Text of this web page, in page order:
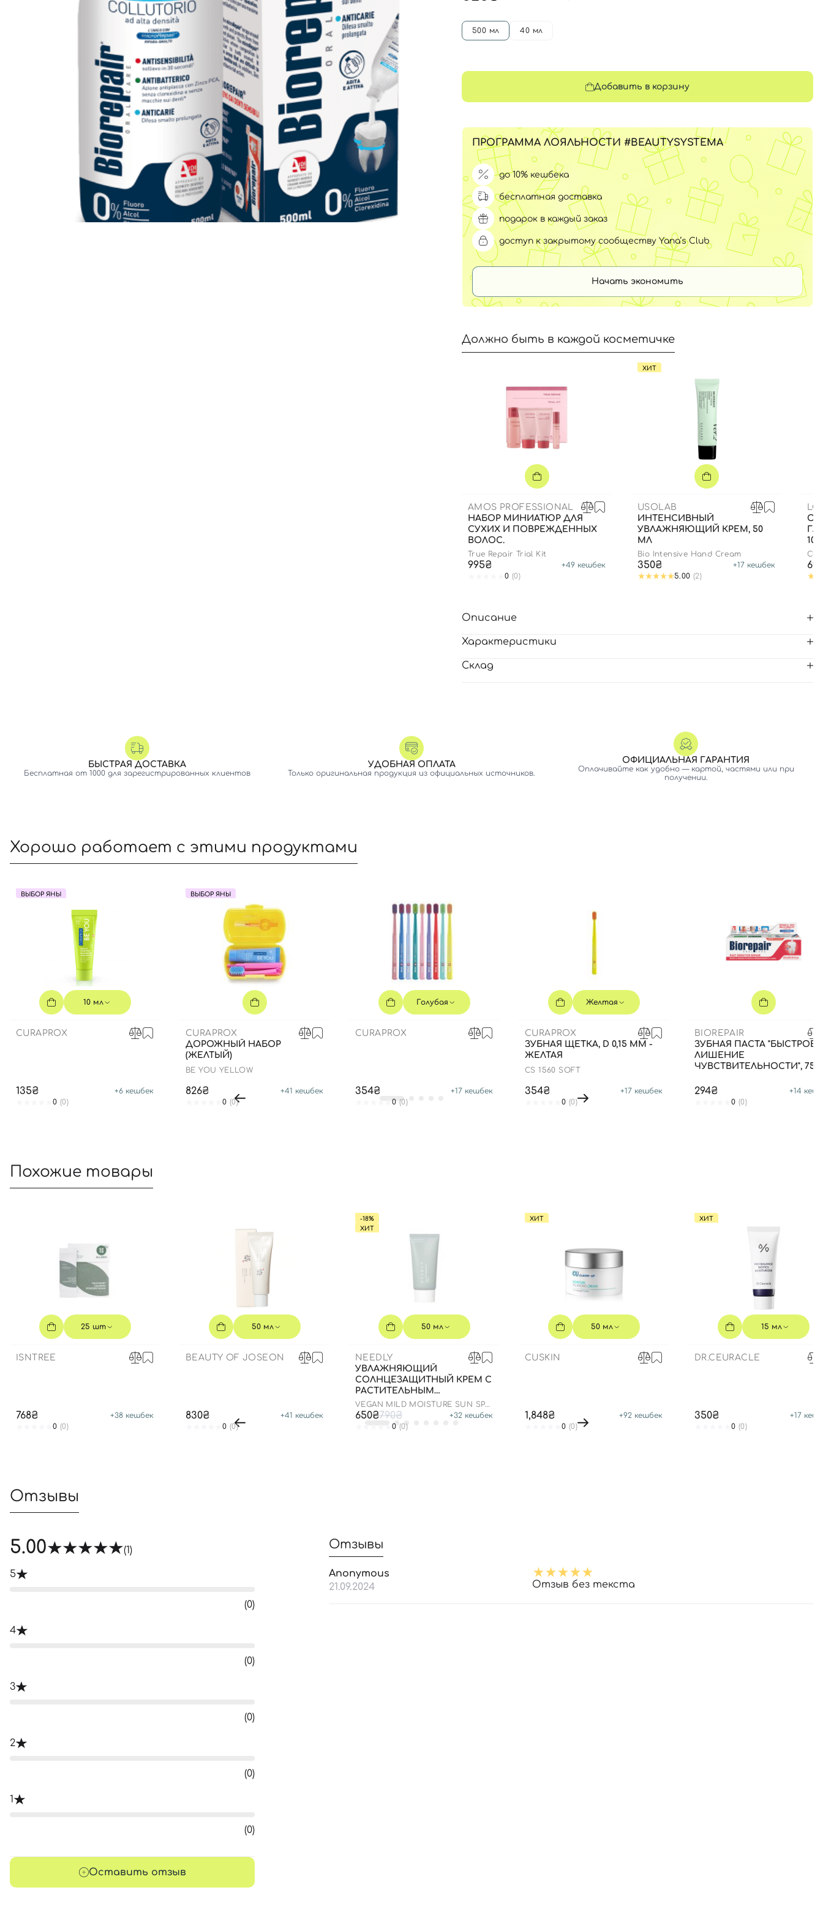
СПФ защита для детей
Для зоны век
Все товары 500 мл 40 мл
Добавить в корзину
ПРОГРАММА ЛОЯЛЬНОСТИ #BEAUTYSYSTEMA
до 10% кешбека
бесплатная доставка
подарок в каждый заказ
доступ к закрытому сообществу Yana’s Club
Начать экономить
Должно быть в каждой косметичке
AMOS PROFESSIONAL
НАБОР МИНИАТЮР ДЛЯ
СУХИХ И ПОВРЕЖДЕННЫХ
ВОЛОС.
True Repair Trial Kit
995₴ +49 кешбек
0 (0)
ХИТ
USOLAB
ИНТЕНСИВНЫЙ
УВЛАЖНЯЮЩИЙ КРЕМ, 50
МЛ
Bio Intensive Hand Cream
350₴ +17 кешбек
5.00 (2)
100
Описание
Характеристики
Склад
БЫСТРАЯ ДОСТАВКА
Бесплатная от 1000 для зарегистрированных клиентов
УДОБНАЯ ОПЛАТА
Только оригинальная продукция из официальных источников.
ОФИЦИАЛЬНАЯ ГАРАНТИЯ
Оплачивайте как удобно — картой, частями или при
получении.
Хорошо работает с этими продуктами
ВЫБОР ЯНЫ
10 мл
CURAPROX
135₴ +6 кешбек
0 (0)
ВЫБОР ЯНЫ
CURAPROX
ДОРОЖНЫЙ НАБОР
(ЖЕЛТЫЙ)
BE YOU YELLOW
826₴ +41 кешбек
0 (0)
Голубая
CURAPROX
354₴ +17 кешбек
0 (0)
Желтая
CURAPROX
ЗУБНАЯ ЩЕТКА, D 0,15 ММ -
ЖЕЛТАЯ
CS 1560 SOFT
354₴ +17 кешбек
0 (0)
BIOREPAIR
ЗУБНАЯ ПАСТА "БЫСТРОЕ
ЛИШЕНИЕ
ЧУВСТВИТЕЛЬНОСТИ", 75
294₴ +14
0 (0)
Похожие товары
25 шт
ISNTREE
768₴ +38 кешбек
0 (0)
50 мл
BEAUTY OF JOSEON
830₴ +41 кешбек
0 (0)
-18%
ХИТ
50 мл
NEEDLY
УВЛАЖНЯЮЩИЙ
СОЛНЦЕЗАЩИТНЫЙ КРЕМ С
РАСТИТЕЛЬНЫМ
СКВАЛАНОМ, 50 МЛ
VEGAN MILD MOISTURE SUN SPF
50+ PA++++
650₴790₴ +32 кешбек
0 (0)
ХИТ
50 мл
CUSKIN
1,848₴ +92 кешбек
0 (0)
ХИТ
15 мл
DR.CEURACLE
350₴ +17
0 (0)
Отзывы
5.00 (1)
5
(0)
4
(0)
3
(0)
2
(0)
1
(0)
Оставить отзыв
Отзывы
Anonymous
21.09.2024
Отзыв без текста
Вход Регистрация